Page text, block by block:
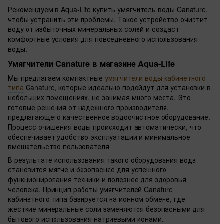
Рекомендуем в Aqua-Life купить умягчитель воды Canature,
чтобы устранить эти проблемы. Такое устройство очистит
воду от избыточных минеральных солей и создаст
комфортные условия для повседневного использования
воды.
Умягчители Canature в магазине Aqua-Life
Мы предлагаем компактные умягчители воды кабинетного
типа Canature, которые идеально подойдут для установки в
небольших помещениях, не занимая много места. Это
готовые решения от надежного производителя,
предлагающего качественное водоочистное оборудование.
Процесс очищения воды происходит автоматически, что
обеспечивает удобство эксплуатации и минимальное
вмешательство пользователя.
В результате использования такого оборудования вода
становится мягче и безопаснее для успешного
функционирования техники и полезнее для здоровья
человека. Принцип работы умягчителей Canature
кабинетного типа базируется на ионном обмене, где
жесткие минеральные соли заменяются безопасными для
бытового использования натриевыми ионами.